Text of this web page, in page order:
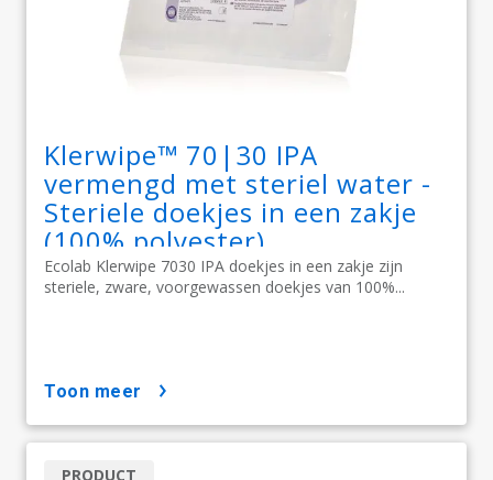
Klerwipe™ 70|30 IPA
vermengd met steriel water -
Steriele doekjes in een zakje
(100% polyester)
Ecolab Klerwipe 7030 IPA doekjes in een zakje zijn
steriele, zware, voorgewassen doekjes van 100%...
toon meer
PRODUCT